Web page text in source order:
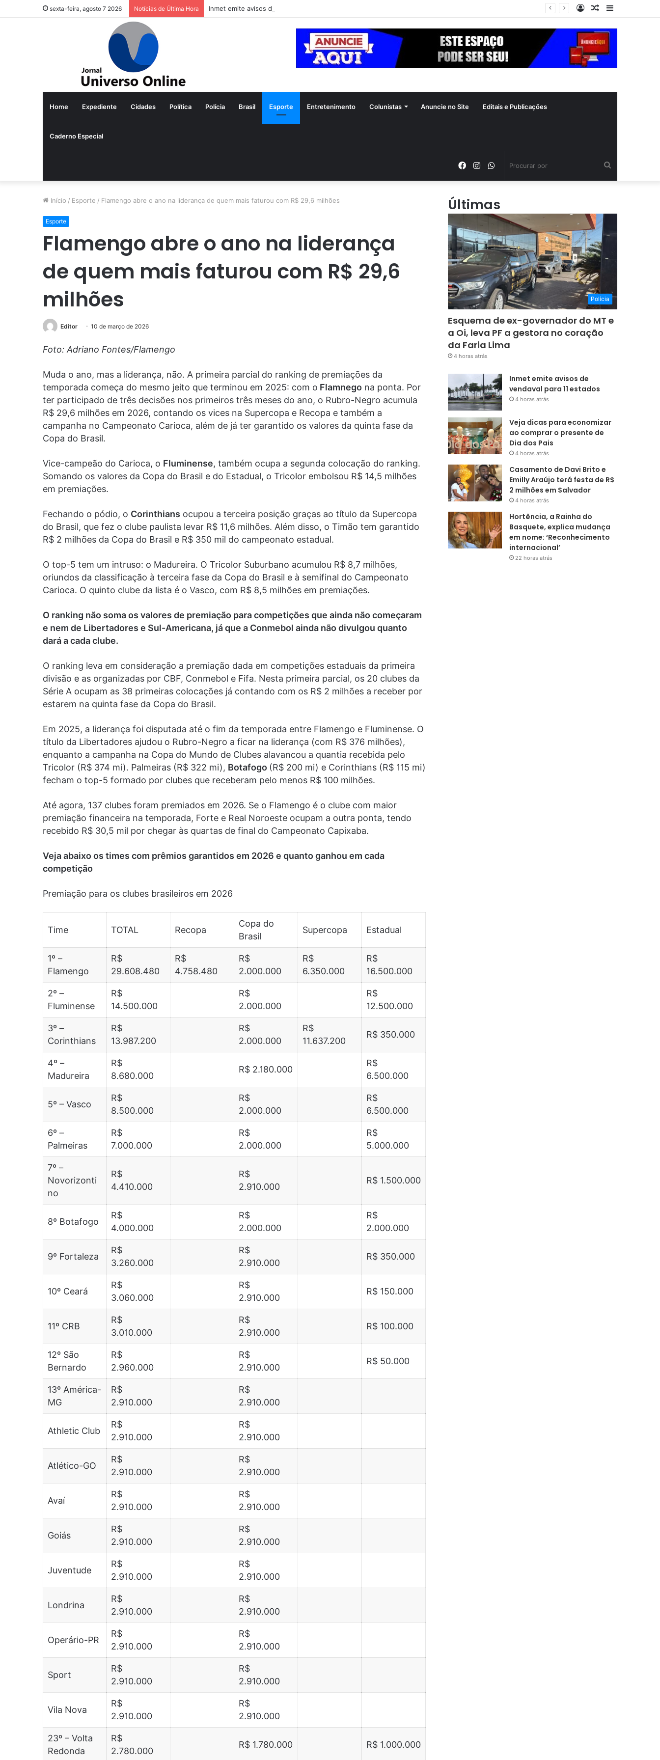
sexta-feira, agosto 7 2026 Notícias de Última Hora Inmet emite avisos de vendaval para 11 estados
Barra
Artigo
Entrar
Home Expediente Cidades Política Polícia Brasil Esporte Entretenimento Colunistas Anuncie no Site Editais e Publicações
Caderno Especial
WhatsApp
Instagram
Facebook
Início / Esporte / Flamengo abre o ano na liderança de quem mais faturou com R$ 29,6 milhões
Esporte
Flamengo abre o ano na liderança
de quem mais faturou com R$ 29,6
milhões
Editor 10 de março de 2026
Foto: Adriano Fontes/Flamengo
Muda o ano, mas a liderança, não. A primeira parcial do ranking de premiações da
temporada começa do mesmo jeito que terminou em 2025: com o Flamnego na ponta. Por
ter participado de três decisões nos primeiros três meses do ano, o Rubro-Negro acumula
R$ 29,6 milhões em 2026, contando os vices na Supercopa e Recopa e também a
campanha no Campeonato Carioca, além de já ter garantido os valores da quinta fase da
Copa do Brasil.
Vice-campeão do Carioca, o Fluminense, também ocupa a segunda colocação do ranking.
Somando os valores da Copa do Brasil e do Estadual, o Tricolor embolsou R$ 14,5 milhões
em premiações.
Fechando o pódio, o Corinthians ocupou a terceira posição graças ao título da Supercopa
do Brasil, que fez o clube paulista levar R$ 11,6 milhões. Além disso, o Timão tem garantido
R$ 2 milhões da Copa do Brasil e R$ 350 mil do campeonato estadual.
O top-5 tem um intruso: o Madureira. O Tricolor Suburbano acumulou R$ 8,7 milhões,
oriundos da classificação à terceira fase da Copa do Brasil e à semifinal do Campeonato
Carioca. O quinto clube da lista é o Vasco, com R$ 8,5 milhões em premiações.
O ranking não soma os valores de premiação para competições que ainda não começaram
e nem de Libertadores e Sul-Americana, já que a Conmebol ainda não divulgou quanto
dará a cada clube.
O ranking leva em consideração a premiação dada em competições estaduais da primeira
divisão e as organizadas por CBF, Conmebol e Fifa. Nesta primeira parcial, os 20 clubes da
Série A ocupam as 38 primeiras colocações já contando com os R$ 2 milhões a receber por
estarem na quinta fase da Copa do Brasil.
Em 2025, a liderança foi disputada até o fim da temporada entre Flamengo e Fluminense. O
título da Libertadores ajudou o Rubro-Negro a ficar na liderança (com R$ 376 milhões),
enquanto a campanha na Copa do Mundo de Clubes alavancou a quantia recebida pelo
Tricolor (R$ 374 mi). Palmeiras (R$ 322 mi), Botafogo (R$ 200 mi) e Corinthians (R$ 115 mi)
fecham o top-5 formado por clubes que receberam pelo menos R$ 100 milhões.
Até agora, 137 clubes foram premiados em 2026. Se o Flamengo é o clube com maior
premiação financeira na temporada, Forte e Real Noroeste ocupam a outra ponta, tendo
recebido R$ 30,5 mil por chegar às quartas de final do Campeonato Capixaba.
Veja abaixo os times com prêmios garantidos em 2026 e quanto ganhou em cada
competição
Premiação para os clubes brasileiros em 2026
Time TOTAL Recopa
Copa do
Brasil
Supercopa Estadual
1º –
Flamengo
R$
29.608.480
R$
4.758.480
R$
2.000.000
R$
6.350.000
R$
16.500.000
2º –
Fluminense
R$
14.500.000
R$
2.000.000
R$
12.500.000
3º –
Corinthians
R$
13.987.200
R$
2.000.000
R$
11.637.200
R$ 350.000
4º –
Madureira
R$
8.680.000
R$ 2.180.000
R$
6.500.000
5º – Vasco
R$
8.500.000
R$
2.000.000
R$
6.500.000
6º –
Palmeiras
R$
7.000.000
R$
2.000.000
R$
5.000.000
7º –
Novorizonti
no
R$
4.410.000
R$
2.910.000
R$ 1.500.000
8º Botafogo
R$
4.000.000
R$
2.000.000
R$
2.000.000
9º Fortaleza
R$
3.260.000
R$
2.910.000
R$ 350.000
10º Ceará
R$
3.060.000
R$
2.910.000
R$ 150.000
11º CRB
R$
3.010.000
R$
2.910.000
R$ 100.000
12º São
Bernardo
R$
2.960.000
R$
2.910.000
R$ 50.000
13º América-
MG
R$
2.910.000
R$
2.910.000
Athletic Club
R$
2.910.000
R$
2.910.000
Atlético-GO
R$
2.910.000
R$
2.910.000
Avaí
R$
2.910.000
R$
2.910.000
Goiás
R$
2.910.000
R$
2.910.000
Juventude
R$
2.910.000
R$
2.910.000
Londrina
R$
2.910.000
R$
2.910.000
Operário-PR
R$
2.910.000
R$
2.910.000
Sport
R$
2.910.000
R$
2.910.000
Vila Nova
R$
2.910.000
R$
2.910.000
23º – Volta
Redonda
R$
2.780.000
R$ 1.780.000 R$ 1.000.000
Últimas
Polícia
Esquema de ex-governador do MT e
a Oi, leva PF a gestora no coração
da Faria Lima
4 horas atrás
Inmet emite avisos de
vendaval para 11 estados
4 horas atrás
Veja dicas para economizar
ao comprar o presente de
Dia dos Pais
4 horas atrás
Casamento de Davi Brito e
Emilly Araújo terá festa de R$
2 milhões em Salvador
4 horas atrás
Hortência, a Rainha do
Basquete, explica mudança
em nome: ‘Reconhecimento
internacional’
22 horas atrás